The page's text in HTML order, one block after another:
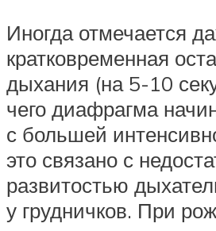
Иногда отмечается
кратковременная
дыхания (на 5-10
чего диафрагма
с большей
это связано с
развитостью
у грудничков. При